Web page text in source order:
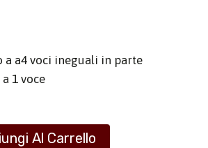
a a4 voci ineguali in parte
1 voce
Al Carrello